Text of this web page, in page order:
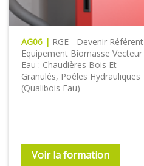
AG06 | RGE - Devenir Référent
Equipement Biomasse Vecteur
Eau : Chaudières Bois Et
Granulés, Poêles Hydrauliques
(Qualibois Eau)
Voir la formation